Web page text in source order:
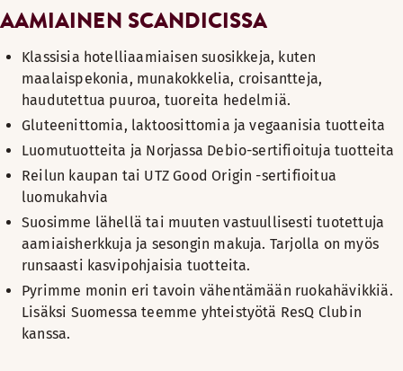
AAMIAINEN SCANDICISSA
Klassisia hotelliaamiaisen suosikkeja, kuten
maalaispekonia, munakokkelia, croisantteja,
haudutettua puuroa, tuoreita hedelmiä.
Gluteenittomia, laktoosittomia ja vegaanisia tuotteita
Luomutuotteita ja Norjassa Debio-sertifioituja tuotteita
Reilun kaupan tai UTZ Good Origin -sertifioitua
luomukahvia
Suosimme lähellä tai muuten vastuullisesti tuotettuja
aamiaisherkkuja ja sesongin makuja. Tarjolla on myös
runsaasti kasvipohjaisia tuotteita.
Pyrimme monin eri tavoin vähentämään ruokahävikkiä.
Lisäksi Suomessa teemme yhteistyötä ResQ Clubin
kanssa.
hummusta ja papuja
Tavoitteemme on nostaa kasvipohjaisten ruokien osuus